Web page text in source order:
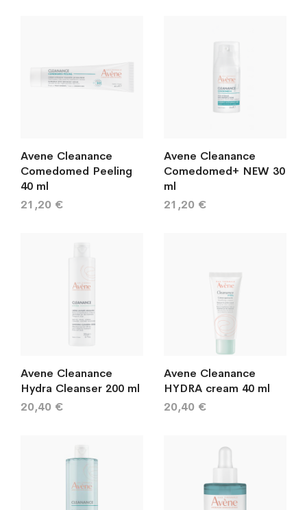
Avene Cleanance
Comedomed Peeling
40 ml
21,20 €
Avene Cleanance
Comedomed+ NEW 30
ml
21,20 €
Avene Cleanance
Hydra Cleanser 200 ml
20,40 €
Avene Cleanance
HYDRA cream 40 ml
20,40 €